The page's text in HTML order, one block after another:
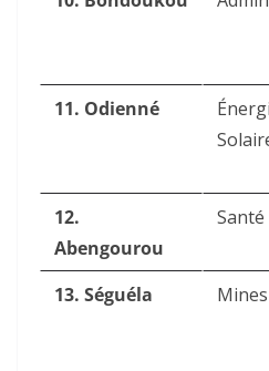
11. Odienné
12.
Abengourou
Santé
13. Séguéla
Mines